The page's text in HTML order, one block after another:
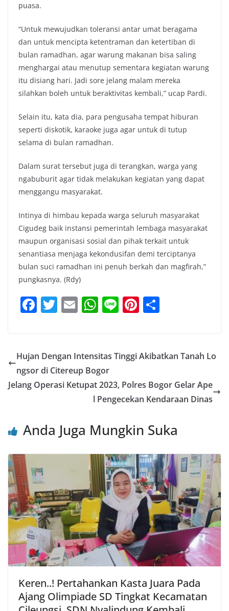
puasa.
“Untuk mewujudkan toleransi antar umat beragama
dan untuk mencipta ketentraman dan ketertiban di
bulan ramadhan, agar warung makanan bisa saling
menghargai atau menutup sementara kegiatan warung
itu disiang hari. Jadi sore jelang malam mereka
silahkan boleh untuk beraktivitas kembali,” ucap Pardi.
Selain itu, kata dia, para pengusaha tempat hiburan
seperti diskotik, karaoke juga agar untuk di tutup
selama di bulan ramadhan.
Dalam surat tersebut juga di terangkan, warga yang
ngabuburit agar tidak melakukan kegiatan yang dapat
menggangu masyarakat.
Intinya di himbau kepada warga seluruh masyarakat
Cigudeg baik instansi pemerintah lembaga masyarakat
maupun organisasi sosial dan pihak terkait untuk
senantiasa menjaga kekondusifan demi terciptanya
bulan suci ramadhan ini penuh berkah dan magfirah,”
pungkasnya. (Rdy)
F
e
b
o
T
er
E
l
W
s
A
p
p
Li Pi
e e
Hujan Dengan Intensitas Tinggi Akibatkan Tanah Lo
ngsor di Citereup Bogor
Jelang Operasi Ketupat 2023, Polres Bogor Gelar Ape
l Pengecekan Kendaraan Dinas
Anda Juga Mungkin Suka
Keren..! Pertahankan Kasta Juara Pada
Ajang Olimpiade SD Tingkat Kecamatan